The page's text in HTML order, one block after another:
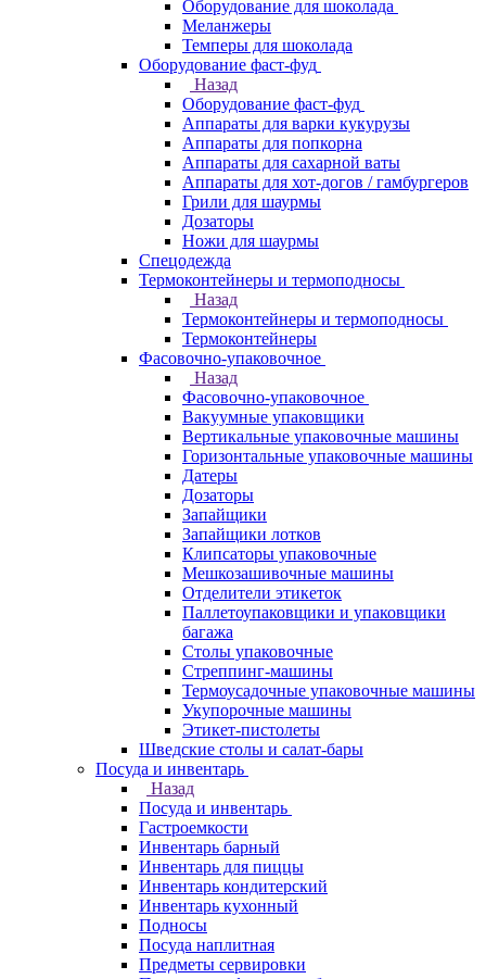
Оборудование для шоколада
Меланжеры
Темперы для шоколада
Оборудование фаст-фуд
Назад
Оборудование фаст-фуд
Аппараты для варки кукурузы
Аппараты для попкорна
Аппараты для сахарной ваты
Аппараты для хот-догов / гамбургеров
Грили для шаурмы
Дозаторы
Ножи для шаурмы
Спецодежда
Термоконтейнеры и термоподносы
Назад
Термоконтейнеры и термоподносы
Термоконтейнеры
Фасовочно-упаковочное
Назад
Фасовочно-упаковочное
Вакуумные упаковщики
Вертикальные упаковочные машины
Горизонтальные упаковочные машины
Датеры
Дозаторы
Запайщики
Запайщики лотков
Клипсаторы упаковочные
Мешкозашивочные машины
Отделители этикеток
Паллетоупаковщики и упаковщики
багажа
Столы упаковочные
Стреппинг-машины
Термоусадочные упаковочные машины
Укупорочные машины
Этикет-пистолеты
Шведские столы и салат-бары
Посуда и инвентарь
Назад
Посуда и инвентарь
Гастроемкости
Инвентарь барный
Инвентарь для пиццы
Инвентарь кондитерский
Инвентарь кухонный
Подносы
Посуда наплитная
Предметы сервировки